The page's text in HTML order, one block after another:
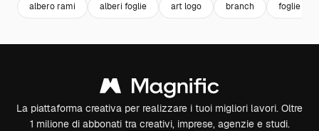
albero rami alberi foglie art logo branch foglie
La piattaforma creativa per realizzare i tuoi migliori lavori. Oltre
1 milione di abbonati tra creativi, imprese, agenzie e studi.